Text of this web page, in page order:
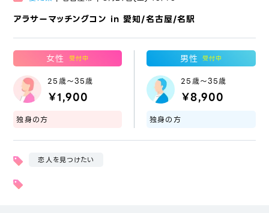
アラサーマッチングコン in 愛知/名古屋/名駅
女性 受付中
25歳～35歳
￥1,900
独身の方
男性 受付中
25歳～35歳
￥8,900
独身の方
恋人を見つけたい